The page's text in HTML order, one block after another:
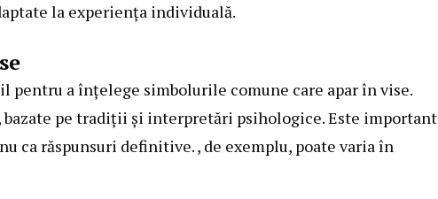
la experiența individuală.
a înțelege simbolurile comune care apar în vise.
pe tradiții și interpretări psihologice. Este important
ca răspunsuri definitive. , de exemplu, poate varia în